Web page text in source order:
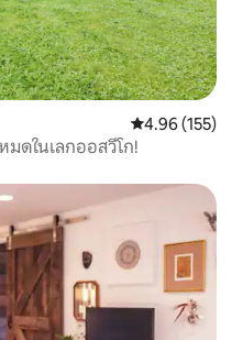
คะแนนเฉลี่ย
4.96 (155)
ดในเลกออสวีโก!